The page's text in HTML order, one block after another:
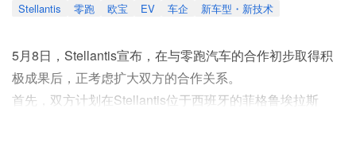
Stellantis 零跑 欧宝 EV 车企 新车型・新技术
5月8日，Stellantis宣布，在与零跑汽车的合作初步取得积
极成果后，正考虑扩大双方的合作关系。
首先，双方计划在Stellantis位于西班牙的菲格鲁埃拉斯